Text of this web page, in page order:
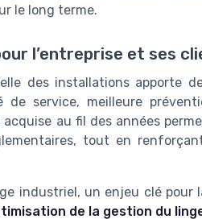
le long terme.
l’entreprise et ses
des installations apporte
de service, meilleure
acquise au fil des années
tout en
industriel, un enjeu clé pour
de la gestion du